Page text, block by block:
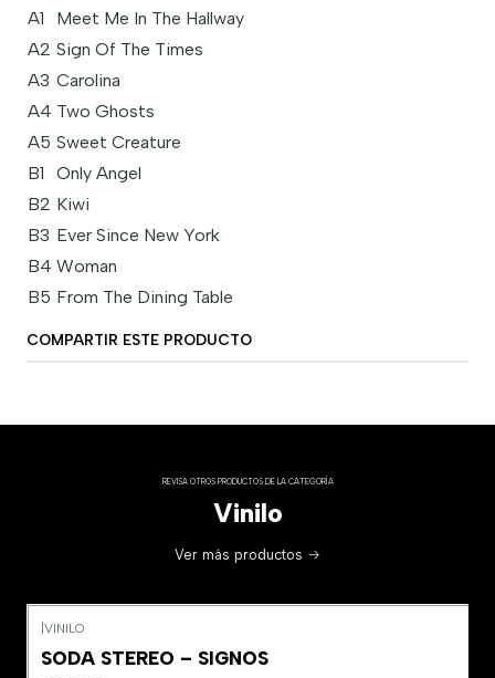
A1
Meet Me In The Hallway
A2 Sign Of The Times
A3 Carolina
A4 Two Ghosts
A5 Sweet Creature
B1
Only Angel
B2 Kiwi
B3 Ever Since New York
B4 Woman
B5 From The Dining Table
COMPARTIR ESTE PRODUCTO
REVISA OTROS PRODUCTOS DE LA CATEGORÍA
Vinilo
Ver más productos
VINILO
SODA STEREO – SIGNOS